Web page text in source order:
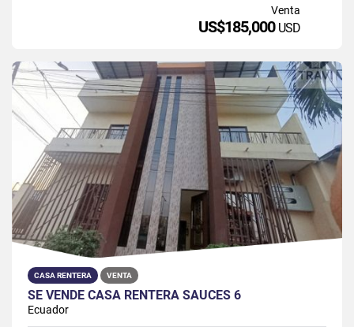
Venta
US$185,000 USD
CASA RENTERA VENTA
SE VENDE CASA RENTERA SAUCES 6
Ecuador